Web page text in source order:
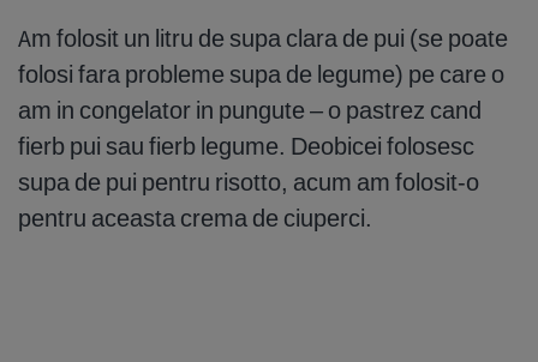
Am folosit un litru de supa clara de pui (se poate
folosi fara probleme supa de legume) pe care o
am in congelator in pungute – o pastrez cand
fierb pui sau fierb legume. Deobicei folosesc
supa de pui pentru risotto, acum am folosit-o
pentru aceasta crema de ciuperci.